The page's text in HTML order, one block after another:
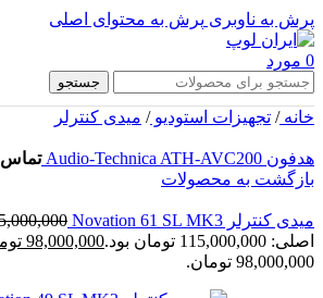
پرش به ناوبری پرش به محتوای اصلی
0 مورد
جستجو
خانه/ تجهیزات استودیو/ میدی کنترلر
هدفون Audio-Technica ATH-AVC200
تماس
بازگشت به محصولات
میدی کنترلر Novation 61 SL MK3
اصلی: 115,000,000 تومان بود.
98,000,000
98,000,000 تومان.